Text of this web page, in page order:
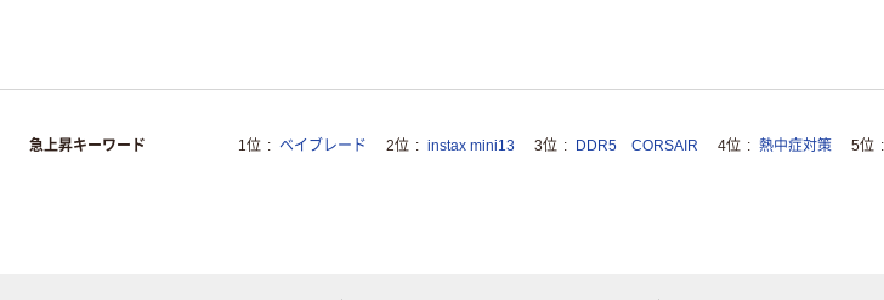
急上昇キーワード 1位 ベイブレード 2位 instax mini13 3位 DDR5 CORSAIR 4位 熱中症対策 5位